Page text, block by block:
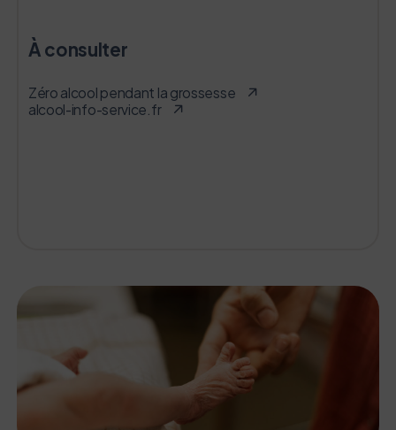
les besoins énergétiques nécessaires à votre
navigation, vous pouvez
le parcourir dans son Mode Eco. Celui-ci sollicitera
très peu nos serveurs et vous deviendrez ainsi un
acteur majeur de l’écoconception.
Merci pour votre contribution !
À consulter
Zéro alcool pendant la grossesse
alcool-info-service.fr